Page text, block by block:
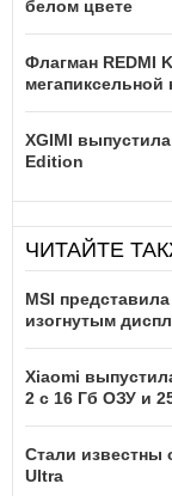
белом цвете
Флагман REDMI
мегапиксельной
XGIMI
Edition
ЧИТАЙТЕ
MSI
изогнутым
Xiaomi
2 с 16 Гб ОЗУ и
Стали известны
Ultra